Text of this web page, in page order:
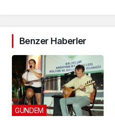
Benzer Haberler
GÜNDEM